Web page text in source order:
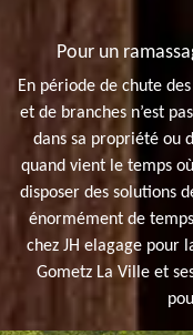
Pour un
En période de chute
et de branches n’est
dans sa propriété ou
quand vient le temps
disposer des solutions
énormément de
chez JH elagage pour
Gometz La Ville et